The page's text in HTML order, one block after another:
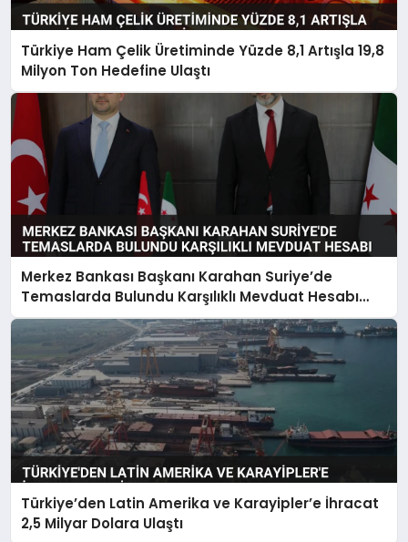
Türkiye Ham Çelik Üretiminde Yüzde 8,1 Artışla 19,8
Milyon Ton Hedefine Ulaştı
Merkez Bankası Başkanı Karahan Suriye’de
Temaslarda Bulundu Karşılıklı Mevduat Hesabı
Anlaşması Yapıldı
Türkiye’den Latin Amerika ve Karayipler’e İhracat
2,5 Milyar Dolara Ulaştı